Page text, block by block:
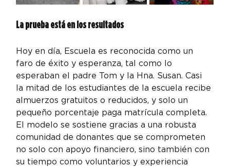
La prueba está en los resultados
Hoy en día, Escuela es reconocida como un
faro de éxito y esperanza, tal como lo
esperaban el padre Tom y la Hna. Susan. Casi
la mitad de los estudiantes de la escuela recibe
almuerzos gratuitos o reducidos, y solo un
pequeño porcentaje paga matrícula completa.
El modelo se sostiene gracias a una robusta
comunidad de donantes que se comprometen
no solo con apoyo financiero, sino también con
su tiempo como voluntarios y experiencia